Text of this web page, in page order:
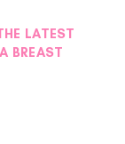
LATEST
BREAST